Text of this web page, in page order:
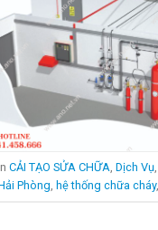
CẢI TẠO SỬA CHỮA Dịch Vụ
Phòng hệ thống chữa cháy,